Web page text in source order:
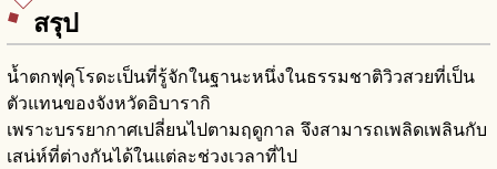
สรุป
น้ำตกฟุคุโรดะเป็นที่รู้จักในฐานะหนึ่งในธรรมชาติวิวสวยที่เป็น
ตัวแทนของจังหวัดอิบารากิ
เพราะบรรยากาศเปลี่ยนไปตามฤดูกาล จึงสามารถเพลิดเพลินกับ
เสน่ห์ที่ต่างกันได้ในแต่ละช่วงเวลาที่ไป